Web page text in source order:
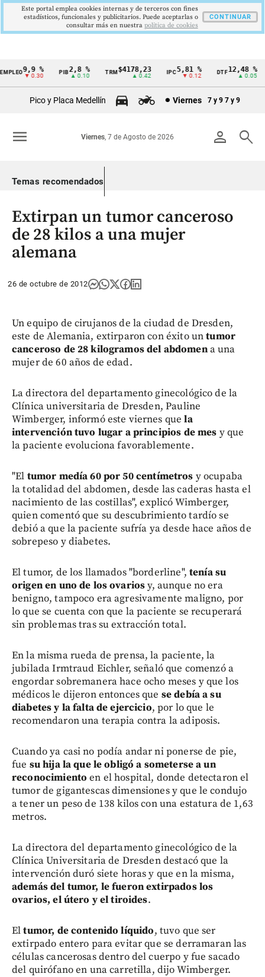
Cintillo
Colombia
9,9 %
▼ 0.30
PIB2,8 %
▲ 0.10
TRM$4178,23
▲ 0.42
5,81 %
▼ 0.12
DTF12,48 %
▲ 0.05
Pico y Placa Medellín Viernes 7 y 9 7 y 9
person search
Viernes, 7 de Agosto de 2026
menu
Temas recomendados
Extirpan un tumor canceroso
de 28 kilos a una mujer
alemana
26 de octubre de 2012
Un equipo de cirujanos de la ciudad de Dresden,
este de Alemania, extirparon con éxito untumor
canceroso de 28 kilogramos del abdomena una
mujer de 60 años de edad.
La directora del departamento ginecológico de la
Clínica universitaria de Dresden, Pauline
Wimberger, informó este viernes quela
intervención tuvo lugar a principios de mes y que
la paciente evoluciona favorablemente.
"El tumor medía 60 por 50 centímetros y ocupaba
la totalidad del abdomen, desde las caderas hasta el
nacimiento de las costillas", explicó Wimberger,
quien comentó que su descubrimiento tardío se
debió a que la paciente sufría ya desde hace años de
sobrepeso y diabetes.
El tumor, de los llamados "borderline", tenía su
origen en uno de los ovariosy, aunque no era
benigno, tampoco era agresivamente maligno, por
lo que se cuenta con que la paciente se recuperará
sin problemas tras su extracción total.
En la misma rueda de prensa, la paciente, la
jubilada Irmtraud Eichler, señaló que comenzó a
engordar sobremanera hace ocho meses y que los
médicos le dijeron entonces que se debía a su
diabetes y la falta de ejercicio, por lo que le
recomendaron una terapia contra la adiposis.
Cuando ya casi no podía andar ni ponerse de pie,
fue su hija la que le obligó a someterse a un
reconocimiento en el hospital, donde detectaron el
tumor de gigantescas dimensiones y que le condujo
a tener un peso de 138 kilos con una estatura de 1,63
metros.
La directora del departamento ginecológico de la
Clínica Universitaria de Dresden destacó que la
intervención duró siete horas y que en la misma,
además del tumor, le fueron extirpados los
ovarios, el útero y el tiroides.
Eltumor, de contenido líquido, tuvo que ser
extirpado entero para evitar que se derramaran las
células cancerosas dentro del cuerpo y fue sacado
del quirófano en una carretilla, dijo Wimberger.
Este portal emplea cookies internas y de terceros con fines
estadísticos, funcionales y publicitarios. Puede aceptarlas o
consultar más en nuestra politica de cookies
CONTINUAR